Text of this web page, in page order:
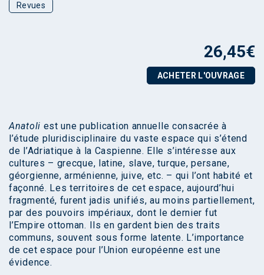
Revues
26,45€
ACHETER L'OUVRAGE
Anatoli est une publication annuelle consacrée à
l’étude pluridisciplinaire du vaste espace qui s’étend
de l’Adriatique à la Caspienne. Elle s’intéresse aux
cultures – grecque, latine, slave, turque, persane,
géorgienne, arménienne, juive, etc. – qui l’ont habité et
façonné. Les territoires de cet espace, aujourd’hui
fragmenté, furent jadis unifiés, au moins partiellement,
par des pouvoirs impériaux, dont le dernier fut
l’Empire ottoman. Ils en gardent bien des traits
communs, souvent sous forme latente. L’importance
de cet espace pour l’Union européenne est une
évidence.